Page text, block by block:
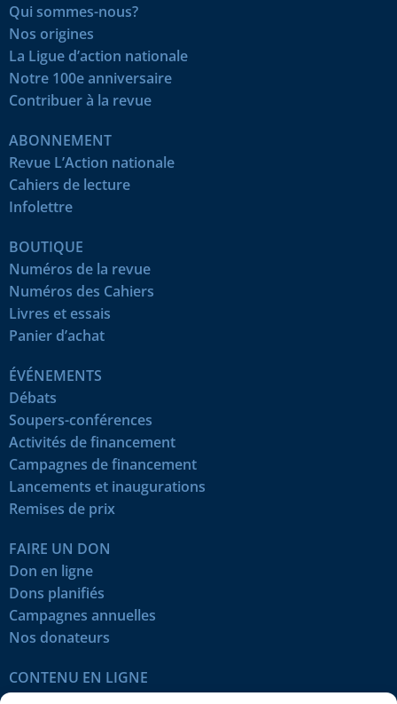
Qui sommes-nous?
Nos origines
La Ligue d’action nationale
Notre 100e anniversaire
Contribuer à la revue
ABONNEMENT
Revue L’Action nationale
Cahiers de lecture
Infolettre
BOUTIQUE
Numéros de la revue
Numéros des Cahiers
Livres et essais
Panier d’achat
ÉVÉNEMENTS
Débats
Soupers-conférences
Activités de financement
Campagnes de financement
Lancements et inaugurations
Remises de prix
FAIRE UN DON
Don en ligne
Dons planifiés
Campagnes annuelles
Nos donateurs
CONTENU EN LIGNE
Tous les articles